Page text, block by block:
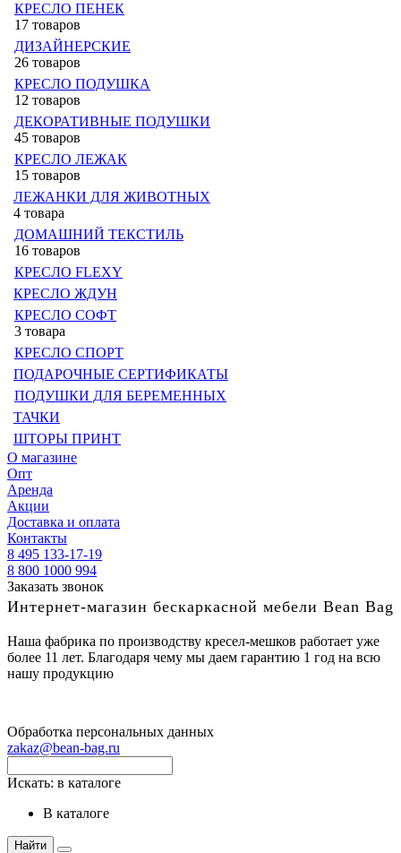
КРЕСЛО ПЕНЕК
17 товаров
ДИЗАЙНЕРСКИЕ
26 товаров
КРЕСЛО ПОДУШКА
12 товаров
ДЕКОРАТИВНЫЕ ПОДУШКИ
45 товаров
КРЕСЛО ЛЕЖАК
15 товаров
ЛЕЖАНКИ ДЛЯ ЖИВОТНЫХ
4 товара
ДОМАШНИЙ ТЕКСТИЛЬ
16 товаров
КРЕСЛО FLEXY
КРЕСЛО ЖДУН
КРЕСЛО СОФТ
3 товара
КРЕСЛО СПОРТ
ПОДАРОЧНЫЕ СЕРТИФИКАТЫ
ПОДУШКИ ДЛЯ БЕРЕМЕННЫХ
ТАЧКИ
ШТОРЫ ПРИНТ
О магазине
Опт
Аренда
Акции
Доставка и оплата
Контакты
8 495 133-17-19
8 800 1000 994
Заказать звонок
Интернет-магазин бескаркасной мебели Bean Bag
Наша фабрика по производству кресел-мешков работает уже
более 11 лет. Благодаря чему мы даем гарантию 1 год на всю
нашу продукцию
Обработка персональных данных
zakaz@bean-bag.ru
Искать: в каталоге
в каталоге
Найти